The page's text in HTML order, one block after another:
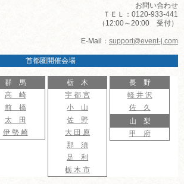
お問い合わせ
ＴＥＬ：0120-933-441
（12:00～20:00 受付）
E-Mail： support@event-j.com
首都圏開催会場
群 馬
高 崎
前 橋
太 田
伊 勢 崎
栃 木
宇 都 宮
小 山
佐 野
大 田 原
那 須
足 利
栃 木 市
長 野
軽 井 沢
佐 久
山 梨
甲 府